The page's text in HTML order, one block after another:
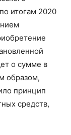
итогам 2020
о сумме в
образом,
принцип
средств,